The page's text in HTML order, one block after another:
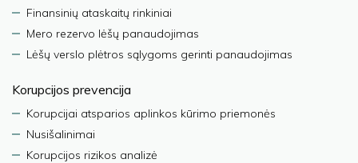
Finansinių ataskaitų rinkiniai
Mero rezervo lėšų panaudojimas
Lėšų verslo plėtros sąlygoms gerinti panaudojimas
Korupcijos prevencija
Korupcijai atsparios aplinkos kūrimo priemonės
Nusišalinimai
Korupcijos rizikos analizė